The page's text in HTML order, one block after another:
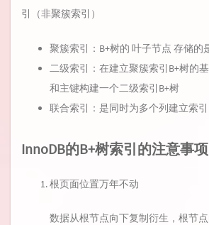
引（非聚簇索引）
聚簇索引：B+树的 叶子节点 存储的
二级索引：在建立聚簇索引B+树的
和主键构建一个二级索引B+树
联合索引：是同时为多个列建立索引
InnoDB的B+树索引的注意事项
根页面位置万年不动
数据从根节点向下复制衍生，根节